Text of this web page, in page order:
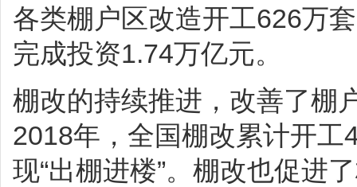
各类棚户区改造开工626万
完成投资1.74万亿元。
棚改的持续推进，改善了棚
2018年，全国棚改累计开
现“出棚进楼”。棚改也促进